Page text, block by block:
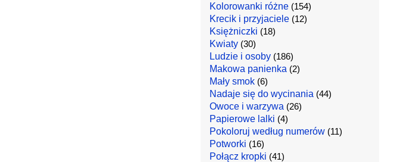
Kolorowanki różne(154)
Krecik i przyjaciele(12)
Księżniczki (18)
Kwiaty(30)
Ludzie i osoby(186)
Makowa panienka (2)
Mały smok(6)
Nadaje się do wycinania (44)
Owoce i warzywa (26)
Papierowe lalki (4)
Pokoloruj według numerów(11)
Potworki (16)
Połącz kropki (41)